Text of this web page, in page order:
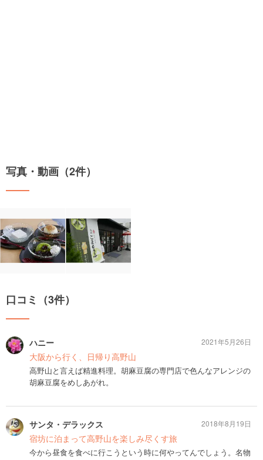
写真・動画（2件）
口コミ（3件）
ハニー
大阪から行く、日帰り高野山
高野山と言えば精進料理。胡麻豆腐の専門店で色んなアレンジの
胡麻豆腐をめしあがれ。
2021年5月26日
サンタ・デラックス
宿坊に泊まって高野山を楽しみ尽くす旅
今から昼食を食べに行こうという時に何やってんでしょう。名物
2018年8月19日